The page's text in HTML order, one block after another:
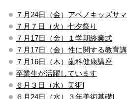
７月24日（金）アベノキッズサ
７月７日（火）七夕祭り
７月17日（金）１学期終業式
７月17日（金）性に関する教育
７月16日（木）歯科健康講座
卒業生が活躍しています
６月３日（水）美術Ⅰ
６月24日（水）３年美術基礎Ⅰ